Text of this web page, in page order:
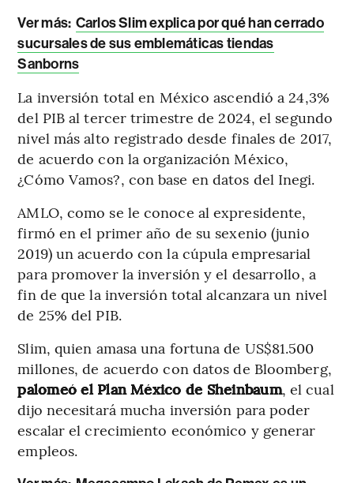
Ver más: Carlos Slim explica por qué han cerrado
sucursales de sus emblemáticas tiendas
Sanborns
La inversión total en México ascendió a 24,3%
del PIB al tercer trimestre de 2024, el segundo
nivel más alto registrado desde finales de 2017,
de acuerdo con la organización México,
¿Cómo Vamos?, con base en datos del Inegi.
AMLO, como se le conoce al expresidente,
firmó en el primer año de su sexenio (junio
2019) un acuerdo con la cúpula empresarial
para promover la inversión y el desarrollo, a
fin de que la inversión total alcanzara un nivel
de 25% del PIB.
Slim, quien amasa una fortuna de US$81.500
millones, de acuerdo con datos de Bloomberg,
palomeó el Plan México de Sheinbaum, el cual
dijo necesitará mucha inversión para poder
escalar el crecimiento económico y generar
empleos.